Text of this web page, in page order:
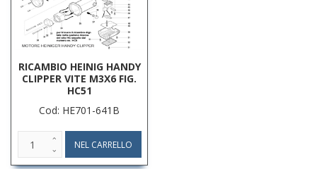
RICAMBIO HEINIG HANDY
CLIPPER VITE M3X6 FIG.
HC51
Cod: HE701-641B